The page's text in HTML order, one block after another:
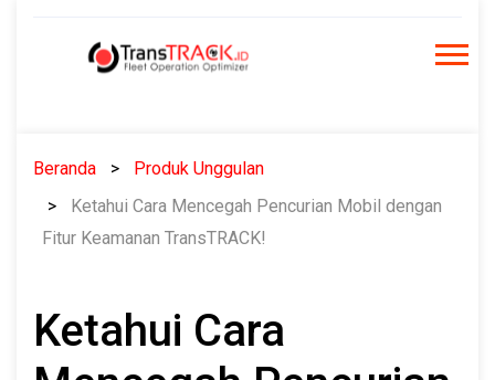
Beranda
Produk Unggulan
Ketahui Cara Mencegah Pencurian Mobil dengan
Fitur Keamanan TransTRACK!
Ketahui Cara